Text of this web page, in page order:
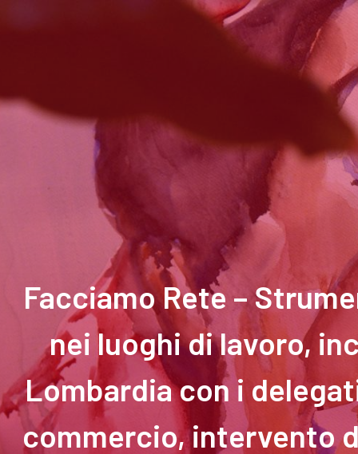
Facciamo Rete –
nei luoghi di lavoro,
Lombardia con i
commercio, intervento